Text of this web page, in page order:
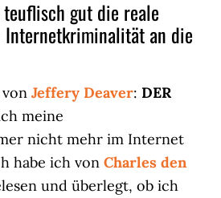
gut die reale
Internetkriminalität an die
vonJeffery Deaver:DER
meine
nicht mehr im Internet
habe ich vonCharles den
und überlegt, ob ich